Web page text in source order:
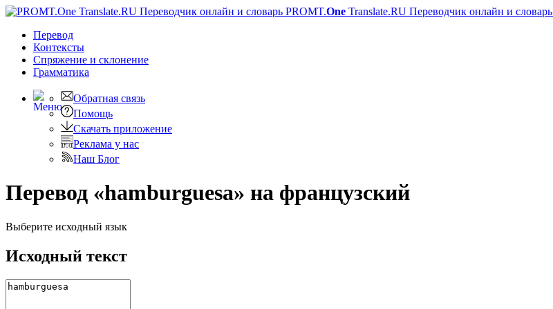
PROMT.One Translate.RU Переводчик онлайн и словарь
Перевод
Контексты
Спряжение и склонение
Грамматика
Обратная связь
Помощь
Скачать приложение
Реклама у нас
Наш Блог
Перевод «hamburguesa» на французский
Выберите исходный язык
Исходный текст